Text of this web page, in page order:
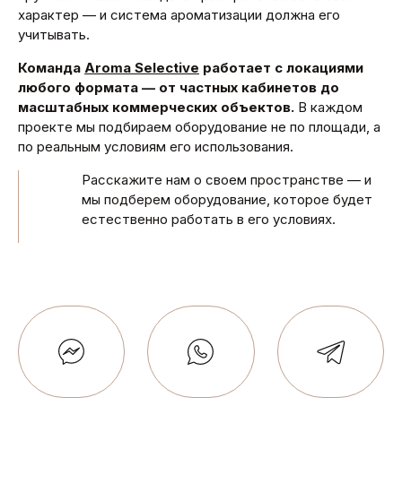
характер — и система ароматизации должна его
учитывать.
Команда Aroma Selective работает с локациями
любого формата — от частных кабинетов до
масштабных коммерческих объектов. В каждом
проекте мы подбираем оборудование не по площади, а
по реальным условиям его использования.
Расскажите нам о своем пространстве — и
мы подберем оборудование, которое будет
естественно работать в его условиях.